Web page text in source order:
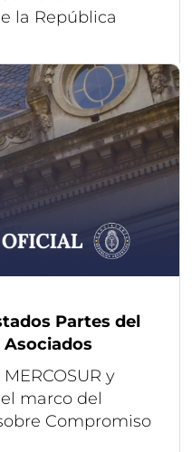
la República
Partes del
Asociados
y
marco del
Compromiso